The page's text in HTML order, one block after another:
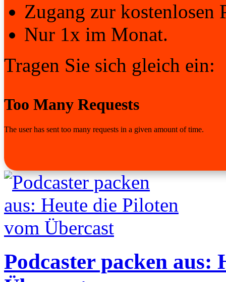
Zugang zur kostenlosen
Nur 1x im Monat.
Tragen Sie sich gleich ein:
Podcaster packen aus: